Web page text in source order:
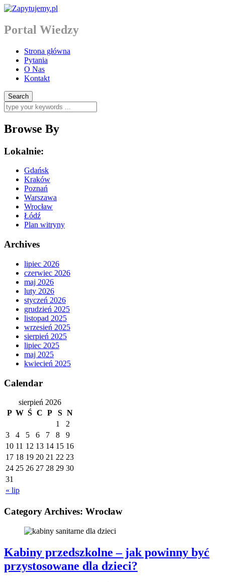
Portal Wiedzy
Strona główna
Pytania
O Nas
Kontakt
Browse By
Lokalnie:
Gdańsk
Kraków
Poznań
Warszawa
Wrocław
Łódź
Plan witryny
Archives
lipiec 2026
czerwiec 2026
maj 2026
luty 2026
styczeń 2026
grudzień 2025
listopad 2025
wrzesień 2025
sierpień 2025
lipiec 2025
maj 2025
kwiecień 2025
Calendar
sierpień 2026
P W Ś C P S N
« lip
1
2
3
4 5 6 7 8
9
10 11 12 13 14 15 16
17 18 19 20 21 22 23
24 25 26 27 28 29 30
31
Category Archives: Wrocław
Kabiny przedszkolne – jak powinny być
przystosowane dla dzieci?